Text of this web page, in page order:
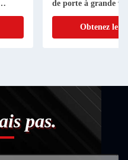
de porte à grande
Obtenez le
pas.